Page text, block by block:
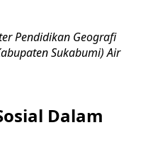
Pendidikan Geografi
Sukabumi) Air
Dalam